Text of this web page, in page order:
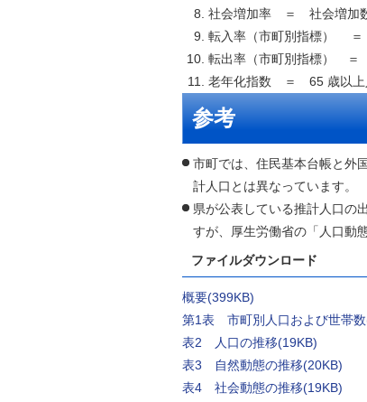
社会増加率 ＝ 社会増加
転入率（市町別指標）
転出率（市町別指標）
老年化指数 ＝ 65 歳以
参考
市町では、住民基本台帳と外
計人口とは異なっています。
県が公表している推計人口の
すが、厚生労働省の「人口動
ファイルダウンロード
概要(399KB)
第1表 市町別人口および世帯数
表2 人口の推移(19KB)
表3 自然動態の推移(20KB)
表4 社会動態の推移(19KB)